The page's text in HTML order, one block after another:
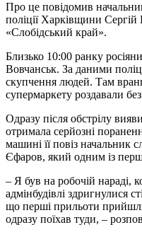
Про це повідомив
поліції Харківщини
«Слобідський край».
Близько 10:00 ранку
Вовчанськ. За даними
скупчення людей. Там
супермаркету роздавали
Одразу після обстрілу
отримала серйозні
машині її повіз начальник
Єфаров, який одним із
– Я був на робочій нараді,
адмінбудівлі здригнулися
що перші прильоти
одразу поїхав туди, –